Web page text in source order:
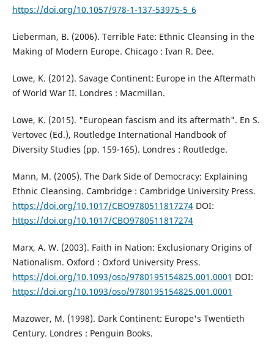
https://doi.org/10.1057/978-1-137-53975-5_6
Lieberman, B. (2006). Terrible Fate: Ethnic Cleansing in the
Making of Modern Europe. Chicago : Ivan R. Dee.
Lowe, K. (2012). Savage Continent: Europe in the Aftermath
of World War II. Londres : Macmillan.
Lowe, K. (2015). "European fascism and its aftermath". En S.
Vertovec (Ed.), Routledge International Handbook of
Diversity Studies (pp. 159-165). Londres : Routledge.
Mann, M. (2005). The Dark Side of Democracy: Explaining
Ethnic Cleansing. Cambridge : Cambridge University Press.
https://doi.org/10.1017/CBO9780511817274DOI:
https://doi.org/10.1017/CBO9780511817274
Marx, A. W. (2003). Faith in Nation: Exclusionary Origins of
Nationalism. Oxford : Oxford University Press.
https://doi.org/10.1093/oso/9780195154825.001.0001 DOI:
https://doi.org/10.1093/oso/9780195154825.001.0001
Mazower, M. (1998). Dark Continent: Europe's Twentieth
Century. Londres : Penguin Books.